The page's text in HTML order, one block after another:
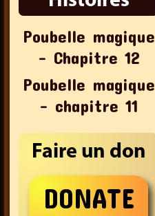
Poubelle magique
– Chapitre 12
Poubelle magique
– chapitre 11
Faire un don